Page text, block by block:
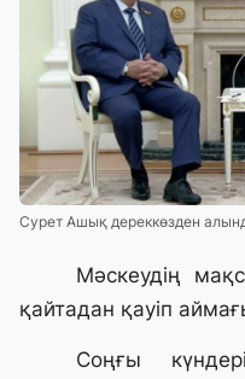
Сурет Ашық дереккөзден
Мәскеудің
қайтадан қауіп
Соңғы